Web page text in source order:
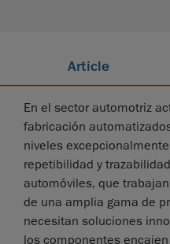
Article
En el sector automotriz
fabricación
niveles
repetibilidad y
automóviles, que
de una amplia gama de
necesitan soluciones
los componentes